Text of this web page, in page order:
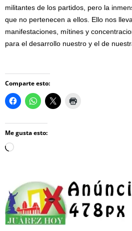
militantes de los partidos, pero la
que no pertenecen a ellos. Ello nos
manifestaciones, mítines y
para el desarrollo nuestro y el de
Comparte esto:
Me gusta esto:
Loading…